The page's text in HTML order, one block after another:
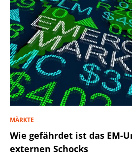
MÄRKTE
Wie gefährdet ist das EM-
externen Schocks